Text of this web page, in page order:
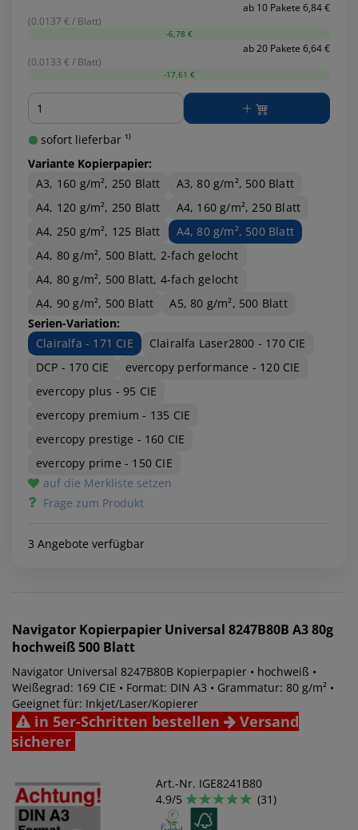
ab 10 Pakete 6,84 €
(0.0137 € / Blatt)
-6,78 €
ab 20 Pakete 6,64 €
(0.0133 € / Blatt)
-17,61 €
Menge
sofort lieferbar ¹⁾
Variante Kopierpapier:
A3, 160 g/m², 250 Blatt
A3, 80 g/m², 500 Blatt
A4, 120 g/m², 250 Blatt
A4, 160 g/m², 250 Blatt
A4, 250 g/m², 125 Blatt
A4, 80 g/m², 500 Blatt
A4, 80 g/m², 500 Blatt, 2-fach gelocht
A4, 80 g/m², 500 Blatt, 4-fach gelocht
A4, 90 g/m², 500 Blatt
A5, 80 g/m², 500 Blatt
Serien-Variation:
Clairalfa - 171 CIE
Clairalfa Laser2800 - 170 CIE
DCP - 170 CIE
evercopy performance - 120 CIE
evercopy plus - 95 CIE
evercopy premium - 135 CIE
evercopy prestige - 160 CIE
evercopy prime - 150 CIE
auf die Merkliste setzen
Frage zum Produkt
3 Angebote verfügbar
Navigator Kopierpapier Universal 8247B80B A3 80g
hochweiß 500 Blatt
Navigator Universal 8247B80B Kopierpapier • hochweiß •
Weißegrad: 169 CIE • Format: DIN A3 • Grammatur: 80 g/m² •
Geeignet für: Inkjet/Laser/Kopierer
in 5er-Schritten bestellen
Versand
sicherer
Art.-Nr. IGE8241B80
4.9/5
(31)